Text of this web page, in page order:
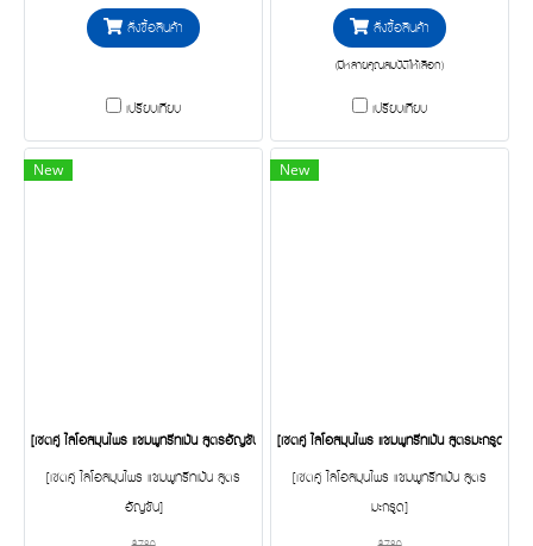
สั่งซื้อสินค้า
เปรียบเทียบ
สั่งซื้อสินค้า
(มีหลายคุณสมบัติให้เลือก)
เปรียบเทียบ
New
[เซตคู่ ไลโอสมุนไพร แชมพูทรีทเม้น สูตรอัญชัน] LYO BUTTERFLY PEA HERBAL - แชมพู+ ทรีทเม้นท์
[เซตคู่ ไลโอสมุนไพร แชมพูทรีทเม้น สูตร
อัญชัน]
New
[เซตคู่ ไลโอสมุนไพร แชมพูทรีทเม้น สูตรมะกรูด] LYO
[เซตคู่ ไลโอสมุนไพร แชมพูทรีทเม้น สูตร
มะกรูด]